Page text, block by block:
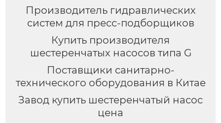
Производитель гидравлических
систем для пресс-подборщиков
Купить производителя
шестеренчатых насосов типа G
Поставщики санитарно-
технического оборудования в Китае
Завод купить шестеренчатый насос
цена